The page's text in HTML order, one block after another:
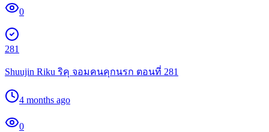
0
281
Shuujin Riku ริคุ จอมคนคุกนรก ตอนที่ 281
4 months ago
0